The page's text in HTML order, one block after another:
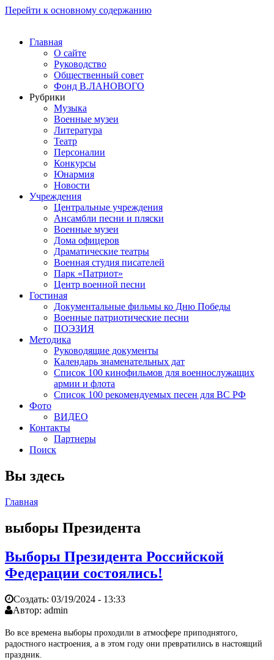
Перейти к основному содержанию
Главная
О сайте
Руководство
Общественный совет
Фонд В.ЛАНОВОГО
Рубрики
Музыка
Военные музеи
Литература
Театр
Персоналии
Конкурсы
Юнармия
Новости
Учреждения
Центральные учреждения
Ансамбли песни и пляски
Военные музеи
Дома офицеров
Драматические театры
Военная студия писателей
Парк «Патриот»
Центр военной песни
Гостиная
Документальные фильмы ко Дню Победы
Военные патриотические песни
ПОЭЗИЯ
Методика
Руководящие документы
Календарь знаменательных дат
Список 100 кинофильмов для военнослужащих
армии и флота
Список 100 рекомендуемых песен для ВС РФ
Фото
ВИДЕО
Контакты
Партнеры
Поиск
Вы здесь
Главная
выборы Президента
Выборы Президента Российской
Федерации состоялись!
Создать: 03/19/2024 - 13:33
Автор: admin
Во все времена выборы проходили в атмосфере приподнятого,
радостного настроения, а в этом году они превратились в настоящий
праздник.